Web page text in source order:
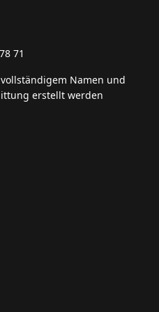
71
Namen und
erstellt werden